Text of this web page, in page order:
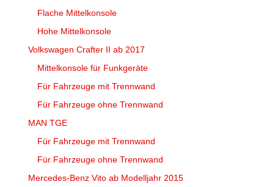
Flache Mittelkonsole
Hohe Mittelkonsole
Volkswagen Crafter II ab 2017
Mittelkonsole für Funkgeräte
Für Fahrzeuge mit Trennwand
Für Fahrzeuge ohne Trennwand
MAN TGE
Für Fahrzeuge mit Trennwand
Für Fahrzeuge ohne Trennwand
Mercedes-Benz Vito ab Modelljahr 2015